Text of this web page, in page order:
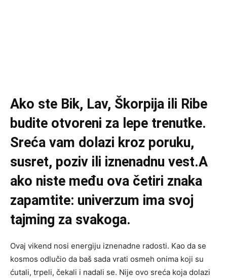
Ako ste Bik, Lav, Škorpija ili Ribe
budite otvoreni za lepe trenutke.
Sreća vam dolazi kroz poruku,
susret, poziv ili iznenadnu vest.A
ako niste među ova četiri znaka
zapamtite: univerzum ima svoj
tajming za svakoga.
Ovaj vikend nosi energiju iznenadne radosti. Kao da se
kosmos odlučio da baš sada vrati osmeh onima koji su
ćutali, trpeli, čekali i nadali se. Nije ovo sreća koja dolazi